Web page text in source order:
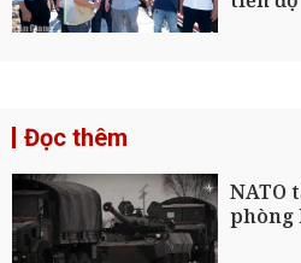
Đọc thêm
NATO
phòng